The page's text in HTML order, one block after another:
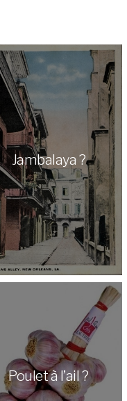
Jambalaya ?
Poulet à l’ail ?